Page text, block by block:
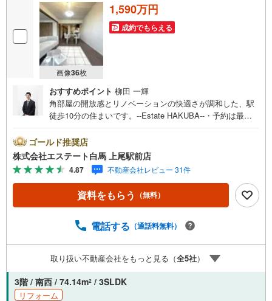
画像36枚
1,590万円
成約でもらえる
おすすめポイント 柳田 一輝
角部屋の開放感とリノベーションの快適さが調和した、駅
徒歩10分の住まいです。--Estate HAKUBA--・予約は最短2
完了のリノベーションにより水回りを一新しました。・角
部屋につき、採光と通風に配慮された住空間です。・LDK
は13.80帖、家具配置がしやすい間取り設計。・全居室収納
付きで、室内をすっきり保てます。・TVモニタ付インター
ホンで来訪者確認も安心。・エレベーター付きで日々の移
動も快適です。・幸手駅まで徒歩10分、通勤通学に配慮し
チン、浴室、トイレ、洗面所交換全室クロス張替、フロー
も修理サービスを無料付保◇無料駐車場完備のお店です◇
店内に大型キッズスペースあり◇提携FPへの無料個別相談
サービスが好評です◎2026年1月完了のリノベーションで
水回りを一新した角部屋です
ゴールド推奨店
株式会社エステート白馬 上尾駅前店
4.87 不動産会社レビュー 31件
資料をもらう （無料）
電話する （通話料無料）
取り扱い不動産会社をもっと見る（全5社）
3階 / 南西 / 74.14m2 / 3SLDK
リフォーム